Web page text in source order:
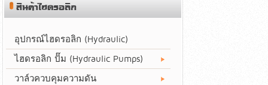
สินค้าไฮดรอลิก
อุปกรณ์ไฮดรอลิก (Hydraulic)
ไฮดรอลิก ปั๊ม (Hydraulic Pumps)
วาล์วควบคุมความดัน